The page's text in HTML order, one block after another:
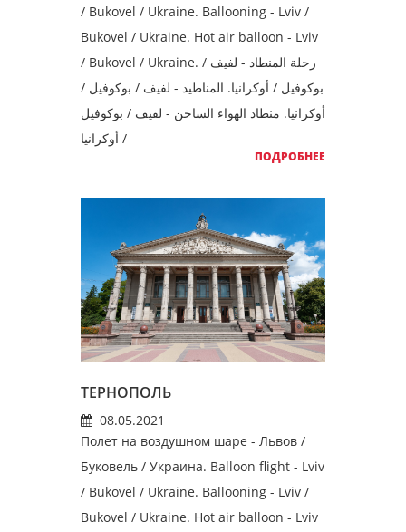
/ Bukovel / Ukraine. Ballooning - Lviv /
Bukovel / Ukraine. Hot air balloon - Lviv
/ Bukovel / Ukraine. رحلة المنطاد - لفيف /
بوكوفيل / أوكرانيا. المناطيد - لفيف / بوكوفيل /
أوكرانيا. منطاد الهواء الساخن - لفيف / بوكوفيل
/ أوكرانيا
ПОДРОБНЕЕ
ТЕРНОПОЛЬ
08.05.2021
Полет на воздушном шаре - Львов /
Буковель / Украина. Balloon flight - Lviv
/ Bukovel / Ukraine. Ballooning - Lviv /
Bukovel / Ukraine. Hot air balloon - Lviv